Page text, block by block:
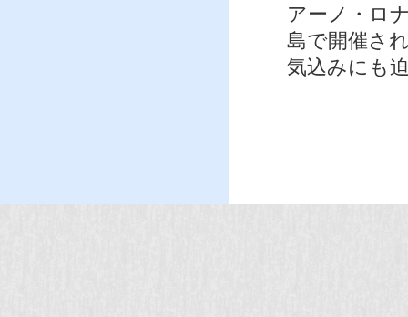
アーノ・ロ
島で開催さ
気込みにも